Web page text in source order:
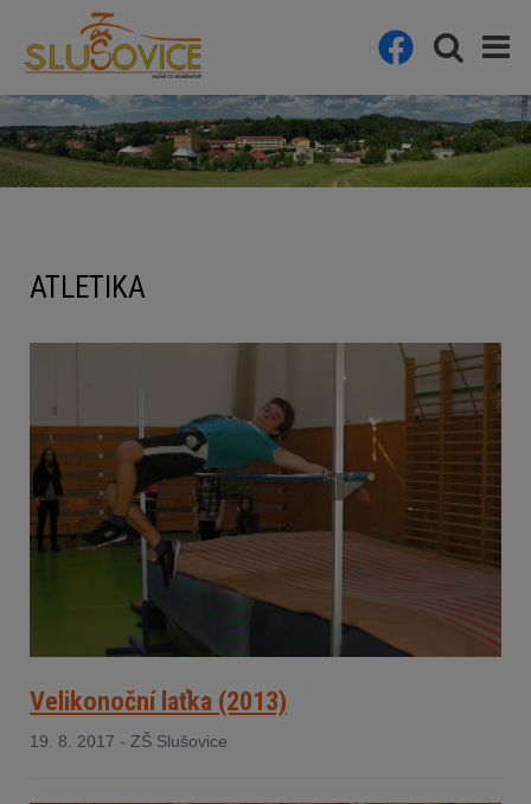
ATLETIKA
Velikonoční laťka (2013)
19. 8. 2017 - ZŠ Slušovice